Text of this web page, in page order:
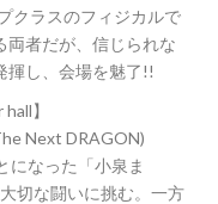
クラスのフィジカルで
両者だが、信じられな
揮し、会場を魅了!!
】
Next DRAGON)
になった「小泉ま
切な闘いに挑む。一方